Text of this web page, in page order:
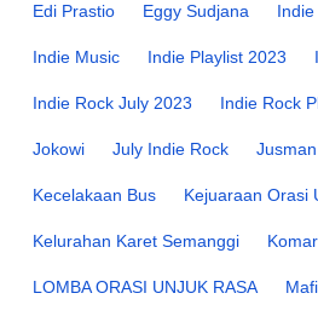
Edi Prastio Eggy Sudjana Indie
Indie Music Indie Playlist 2023
Indie Rock July 2023 Indie Rock
Jokowi July Indie Rock
Kecelakaan Bus Kejuaraan Orasi
Kelurahan Karet Semanggi
LOMBA ORASI UNJUK RASA